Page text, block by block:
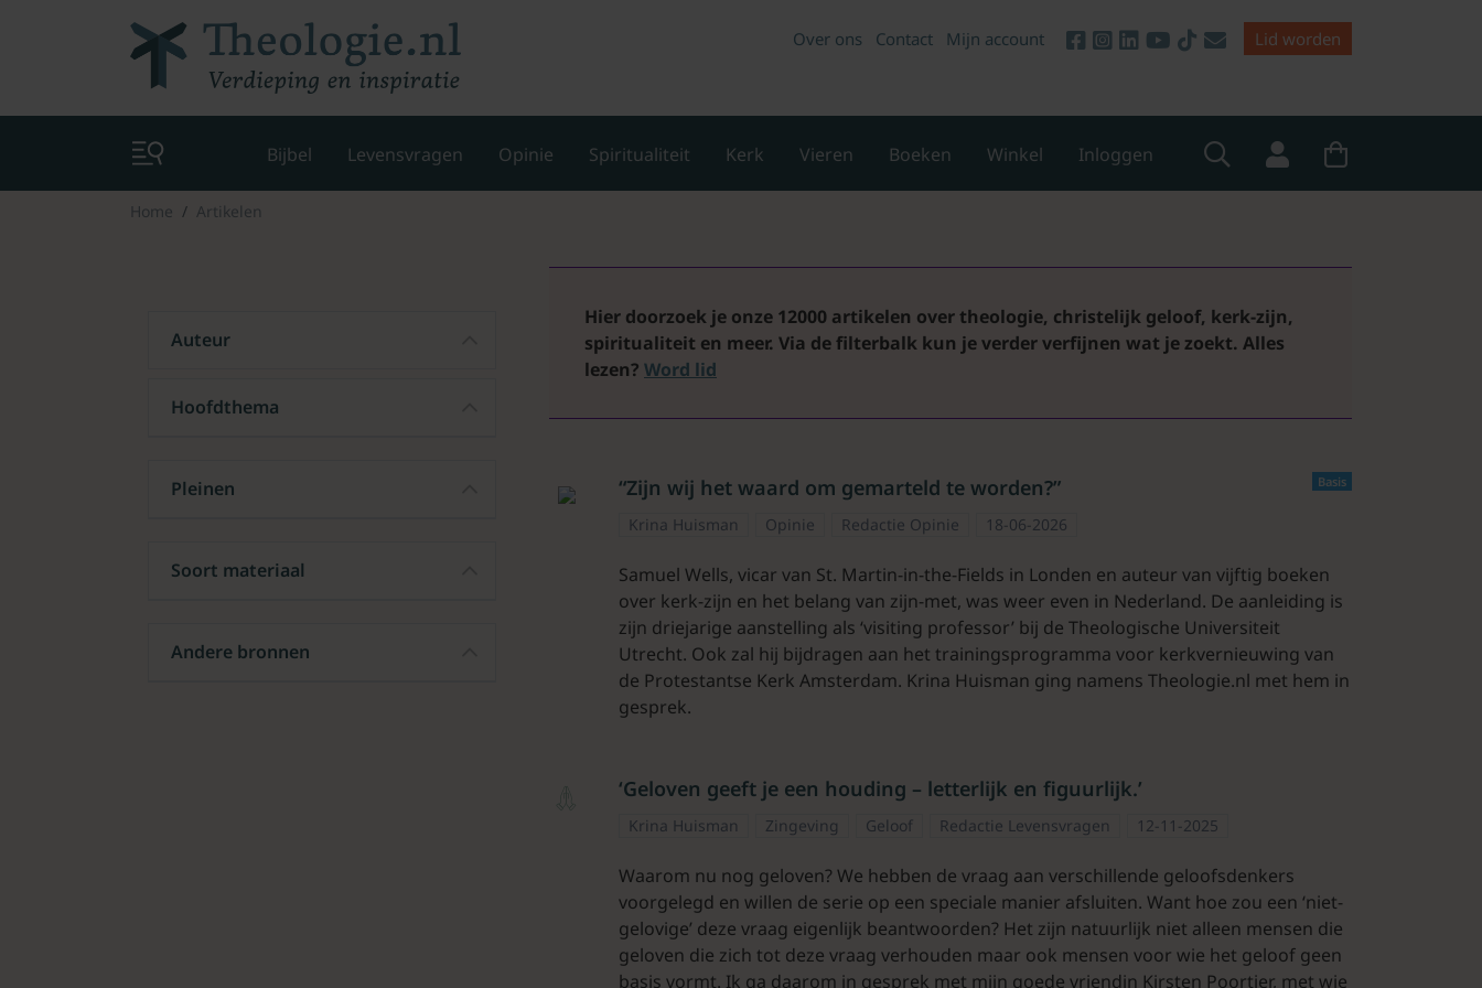
Over ons Contact Mijn account Lid worden
Bijbel Levensvragen Opinie Spiritualiteit Kerk Vieren Boeken Winkel Inloggen
Home Artikelen
Auteur
Hoofdthema
Pleinen
Soort materiaal
Andere bronnen
Hier doorzoek je onze 12000 artikelen over theologie, christelijk geloof, kerk-zijn,
spiritualiteit en meer. Via de filterbalk kun je verder verfijnen wat je zoekt. Alles
lezen? Word lid
Basis
“Zijn wij het waard om gemarteld te worden?”
Krina Huisman Opinie Redactie Opinie 18-06-2026
Samuel Wells, vicar van St. Martin-in-the-Fields in Londen en auteur van vijftig boeken
over kerk-zijn en het belang van zijn-met, was weer even in Nederland. De aanleiding is
zijn driejarige aanstelling als ‘visiting professor’ bij de Theologische Universiteit
Utrecht. Ook zal hij bijdragen aan het trainingsprogramma voor kerkvernieuwing van
de Protestantse Kerk Amsterdam. Krina Huisman ging namens Theologie.nl met hem in
gesprek.
‘Geloven geeft je een houding – letterlijk en figuurlijk.’
Krina Huisman Zingeving Geloof Redactie Levensvragen 12-11-2025
Waarom nu nog geloven? We hebben de vraag aan verschillende geloofsdenkers
voorgelegd en willen de serie op een speciale manier afsluiten. Want hoe zou een ‘niet-
gelovige’ deze vraag eigenlijk beantwoorden? Het zijn natuurlijk niet alleen mensen die
geloven die zich tot deze vraag verhouden maar ook mensen voor wie het geloof geen
basis vormt. Ik ga daarom in gesprek met mijn goede vriendin Kirsten Poortier, met wie